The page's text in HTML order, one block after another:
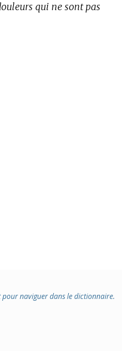
qui ne sont pas
pour naviguer dans le dictionnaire.